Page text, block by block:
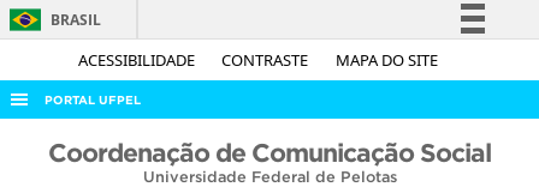
ACESSIBILIDADE CONTRASTE MAPA DO SITE
BRASIL
Simplifique!
Acesso à informação
PORTAL UFPEL
ACESSO À INFORMAÇÃO
Coordenação de Comunicação Social
Universidade Federal de Pelotas